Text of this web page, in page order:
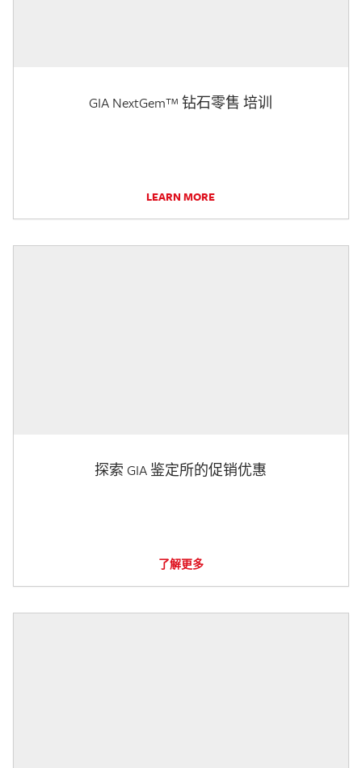
GIA NextGem™ 钻石零售 培训
LEARN MORE
探索 GIA 鉴定所的促销优惠
了解更多